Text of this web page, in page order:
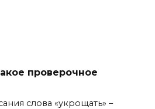
проверочное
слова «укрощать» –